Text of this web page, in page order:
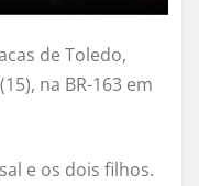
de Toledo,
na BR-163 em
e os dois filhos.